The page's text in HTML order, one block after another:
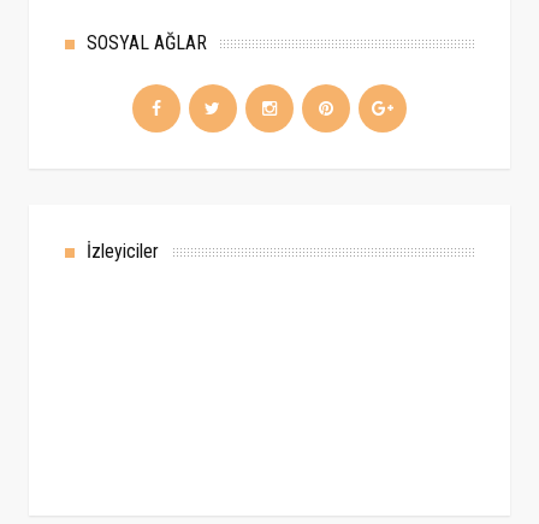
SOSYAL AĞLAR
İzleyiciler